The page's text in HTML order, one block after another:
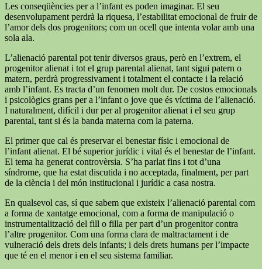
Les conseqüències per a l’infant es poden imaginar. El seu
desenvolupament perdrà la riquesa, l’estabilitat emocional de fruir de
l’amor dels dos progenitors; com un ocell que intenta volar amb una
sola ala.
L’alienació parental pot tenir diversos graus, però en l’extrem, el
progenitor alienat i tot el grup parental alienat, tant sigui patern o
matern, perdrà progressivament i totalment el contacte i la relació
amb l’infant. Es tracta d’un fenomen molt dur. De costos emocionals
i psicològics grans per a l’infant o jove que és víctima de l’alienació.
I naturalment, difícil i dur per al progenitor alienat i el seu grup
parental, tant si és la banda materna com la paterna.
El primer que cal és preservar el benestar físic i emocional de
l’infant alienat. El bé superior jurídic i vital és el benestar de l’infant.
El tema ha generat controvèrsia. S’ha parlat fins i tot d’una
síndrome, que ha estat discutida i no acceptada, finalment, per part
de la ciència i del món institucional i jurídic a casa nostra.
En qualsevol cas, sí que sabem que existeix l’alienació parental com
a forma de xantatge emocional, com a forma de manipulació o
instrumentalització del fill o filla per part d’un progenitor contra
l’altre progenitor. Com una forma clara de maltractament i de
vulneració dels drets dels infants; i dels drets humans per l’impacte
que té en el menor i en el seu sistema familiar.